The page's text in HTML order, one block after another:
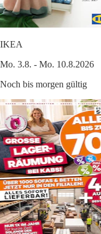
IKEA
Mo. 3.8. - Mo. 10.8.2026
Noch bis morgen gültig